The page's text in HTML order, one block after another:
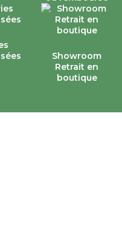
Showroom
Retrait en
boutique